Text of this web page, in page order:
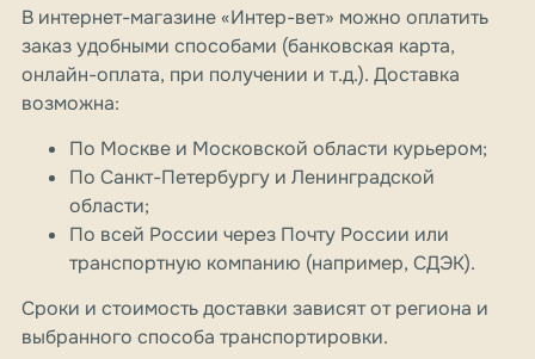
В интернет-магазине «Интер-вет» можно оплатить
заказ удобными способами (банковская карта,
онлайн-оплата, при получении и т.д.). Доставка
возможна:
По Москве и Московской области курьером;
По Санкт-Петербургу и Ленинградской
области;
По всей России через Почту России или
транспортную компанию (например, СДЭК).
Сроки и стоимость доставки зависят от региона и
выбранного способа транспортировки.